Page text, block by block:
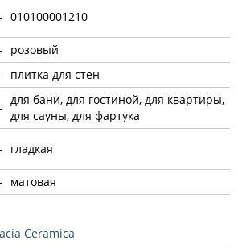
010100001210
розовый
плитка для стен
для бани, для гостиной, для квартиры,
для сауны, для фартука
гладкая
матовая
Ceramica